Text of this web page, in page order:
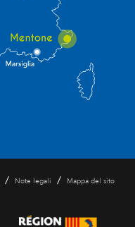
/ Note legali / Mappa del sito